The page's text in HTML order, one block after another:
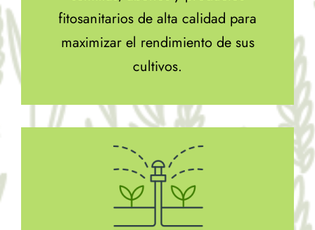
fitosanitarios de alta calidad para
maximizar el rendimiento de sus
cultivos.